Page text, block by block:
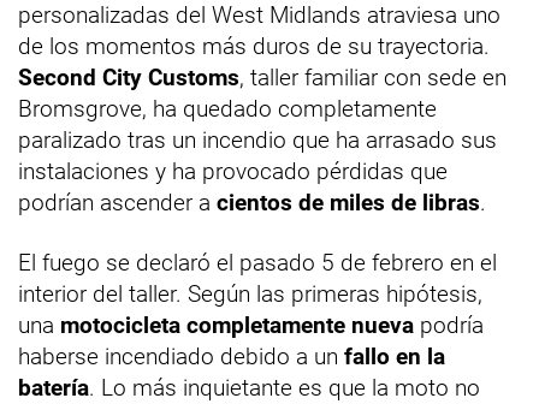
personalizadas del West Midlands atraviesa uno
de los momentos más duros de su trayectoria.
Second City Customs, taller familiar con sede en
Bromsgrove, ha quedado completamente
paralizado tras un incendio que ha arrasado sus
instalaciones y ha provocado pérdidas que
podrían ascender a cientos de miles de libras.
El fuego se declaró el pasado 5 de febrero en el
interior del taller. Según las primeras hipótesis,
una motocicleta completamente nueva podría
haberse incendiado debido a un fallo en la
batería. Lo más inquietante es que la moto no